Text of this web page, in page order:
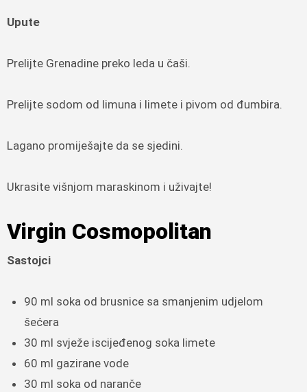
Upute
Prelijte Grenadine preko leda u čaši.
Prelijte sodom od limuna i limete i pivom od đumbira.
Lagano promiješajte da se sjedini.
Ukrasite višnjom maraskinom i uživajte!
Virgin Cosmopolitan
Sastojci
90 ml soka od brusnice sa smanjenim udjelom
šećera
30 ml svježe iscijeđenog soka limete
60 ml gazirane vode
30 ml soka od naranče